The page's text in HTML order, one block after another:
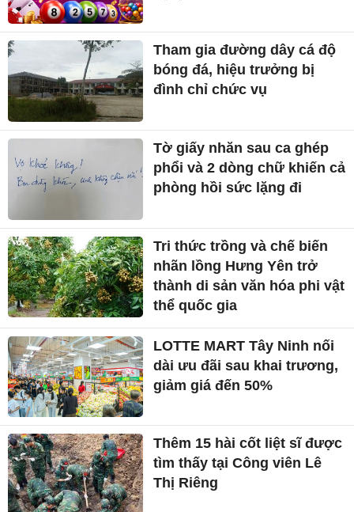
Tham gia đường dây cá độ
bóng đá, hiệu trưởng bị
đình chỉ chức vụ
Tờ giấy nhăn sau ca ghép
phổi và 2 dòng chữ khiến cả
phòng hồi sức lặng đi
Tri thức trồng và chế biến
nhãn lồng Hưng Yên trở
thành di sản văn hóa phi vật
thể quốc gia
LOTTE MART Tây Ninh nối
dài ưu đãi sau khai trương,
giảm giá đến 50%
Thêm 15 hài cốt liệt sĩ được
tìm thấy tại Công viên Lê
Thị Riêng